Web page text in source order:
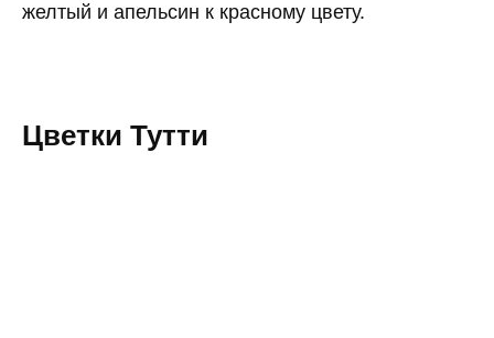
желтый и апельсин к красному цвету.
Цветки Тутти